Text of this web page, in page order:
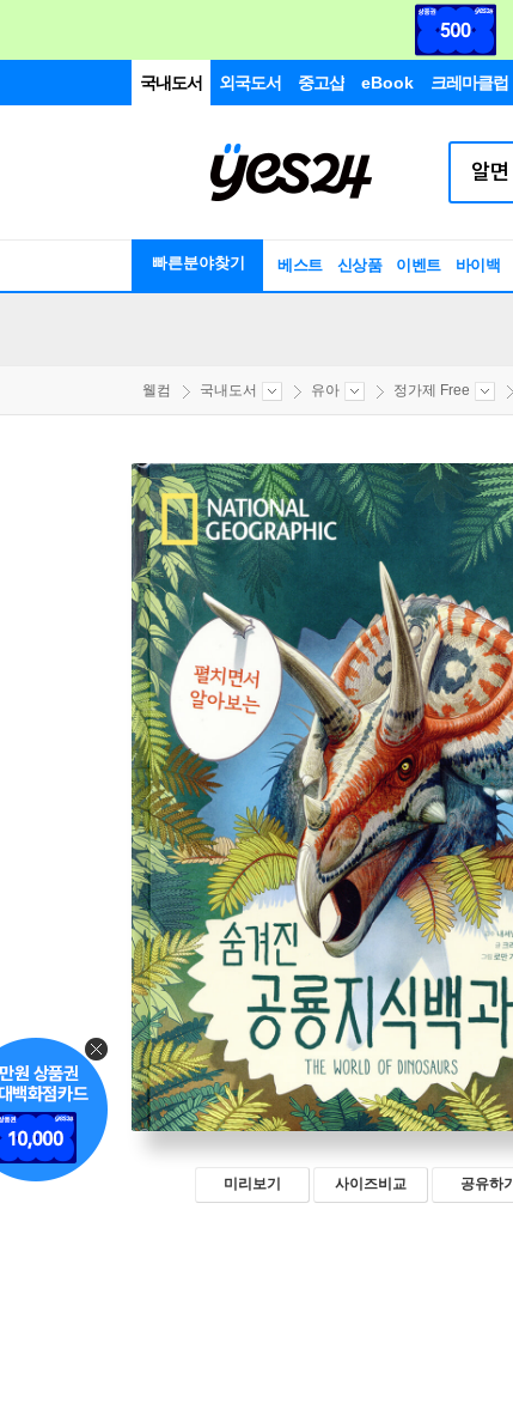
국내도서 외국도서 중고샵 eBook 크레마클럽
빠른분야찾기 베스트 신상품 이벤트 바이백
웰컴 국내도서 유아 정가제 Free
미리보기 사이즈비교 공유하기